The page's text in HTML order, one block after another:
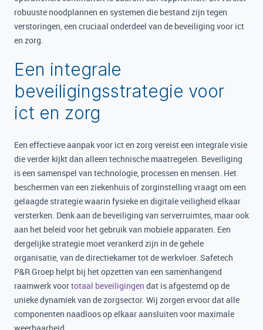
robuuste noodplannen en systemen die bestand zijn tegen
verstoringen, een cruciaal onderdeel van de beveiliging voor ict
en zorg.
Een integrale
beveiligingsstrategie voor
ict en zorg
Een effectieve aanpak voor ict en zorg vereist een integrale visie
die verder kijkt dan alleen technische maatregelen. Beveiliging
is een samenspel van technologie, processen en mensen. Het
beschermen van een ziekenhuis of zorginstelling vraagt om een
gelaagde strategie waarin fysieke en digitale veiligheid elkaar
versterken. Denk aan de beveiliging van serverruimtes, maar ook
aan het beleid voor het gebruik van mobiele apparaten. Een
dergelijke strategie moet verankerd zijn in de gehele
organisatie, van de directiekamer tot de werkvloer. Safetech
P&R Groep helpt bij het opzetten van een samenhangend
raamwerk voortotaal beveiligingen dat is afgestemd op de
unieke dynamiek van de zorgsector. Wij zorgen ervoor dat alle
componenten naadloos op elkaar aansluiten voor maximale